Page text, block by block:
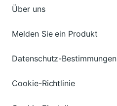
Über uns
Melden Sie ein Produkt
Datenschutz-Bestimmungen
Cookie-Richtlinie